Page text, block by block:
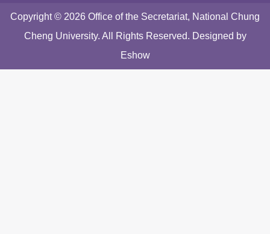
Copyright © 2026 Office of the Secretariat, National Chung
Cheng University. All Rights Reserved. Designed by
Eshow